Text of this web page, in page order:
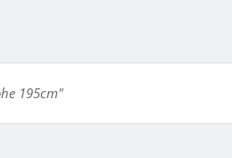
195cm"